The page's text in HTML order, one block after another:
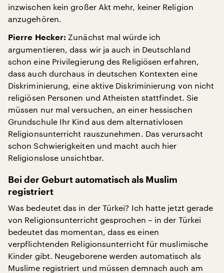
inzwischen kein großer Akt mehr, keiner Religion
anzugehören.
Pierre Hecker: Zunächst mal würde ich
argumentieren, dass wir ja auch in Deutschland
schon eine Privilegierung des Religiösen erfahren,
dass auch durchaus in deutschen Kontexten eine
Diskriminierung, eine aktive Diskriminierung von nicht
religiösen Personen und Atheisten stattfindet. Sie
müssen nur mal versuchen, an einer hessischen
Grundschule Ihr Kind aus dem alternativlosen
Religionsunterricht rauszunehmen. Das verursacht
schon Schwierigkeiten und macht auch hier
Religionslose unsichtbar.
Bei der Geburt automatisch als Muslim
registriert
Was bedeutet das in der Türkei? Ich hatte jetzt gerade
von Religionsunterricht gesprochen – in der Türkei
bedeutet das momentan, dass es einen
verpflichtenden Religionsunterricht für muslimische
Kinder gibt. Neugeborene werden automatisch als
Muslime registriert und müssen demnach auch am